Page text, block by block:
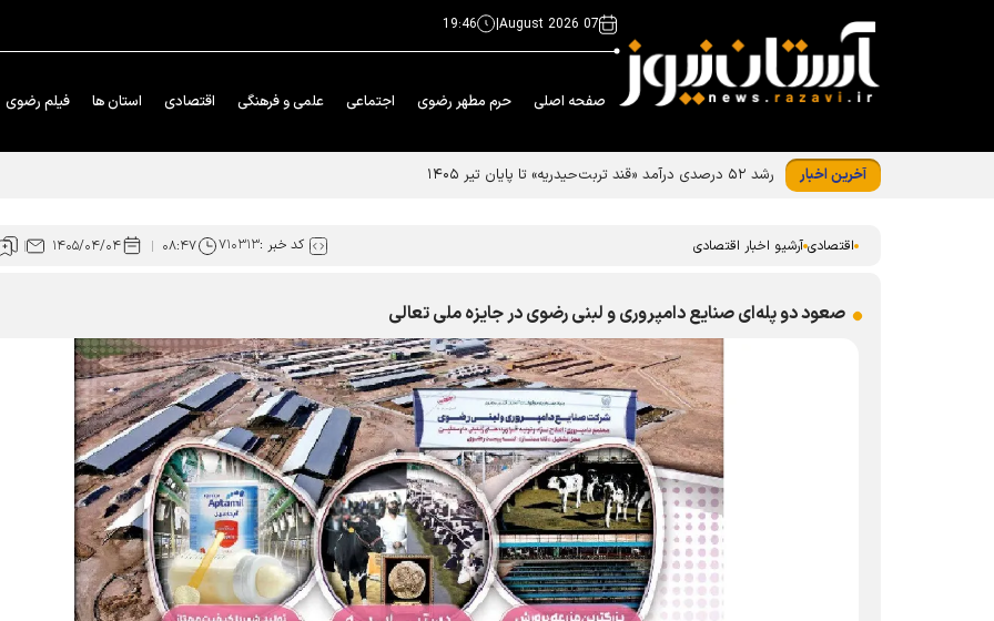
07 August 2026
|
19:46
صفحه اصلی حرم مطهر رضوی اجتماعی علمی و فرهنگی اقتصادی استان ها فیلم رضوی
آخرین اخبار رشد ۵۲ درصدی درآمد «قند تربت‌حیدریه» تا پایان تیر ۱۴۰۵
اقتصادی آرشیو اخبار اقتصادی کد خبر :۷۱۰۳۱۳ ۰۸:۴۷ ۱۴۰۵/۰۴/۰۴
صعود دو پله‌ای صنایع دامپروری و لبنی رضوی در جایزه ملی تعالی